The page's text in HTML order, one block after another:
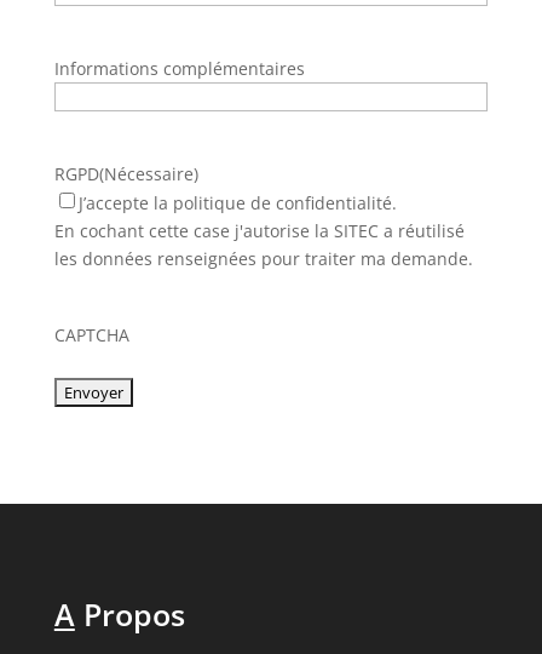
Informations complémentaires
RGPD(Nécessaire)
J’accepte la politique de confidentialité.
En cochant cette case j'autorise la SITEC a réutilisé
les données renseignées pour traiter ma demande.
CAPTCHA
APropos